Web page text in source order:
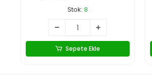
Stok: 8
Sepete Ekle